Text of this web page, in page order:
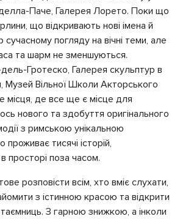
Паче, Галерея Лорето. Поки що
що відкривають нові імена й
сучасному погляду на вічні теми, але
та шарм не зменшуються.
Гротеско, Галерея скульптур в
Музей Вільної Школи Акторського
місця, де все ще є місце для
нового та здобуття оригінального
з римською унікальною
тисячі історій,
просторі поза часом.
розповісти всім, хто вміє слухати,
з істинною красою та відкрити
таємниць. З гарною знижкою, а інколи